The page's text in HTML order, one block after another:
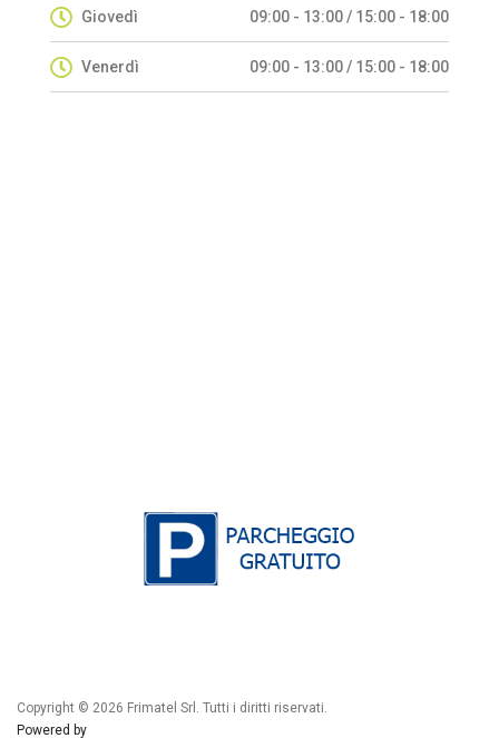
Giovedì 09:00 - 13:00 / 15:00 - 18:00
Venerdì 09:00 - 13:00 / 15:00 - 18:00
Copyright © 2026 Frimatel Srl. Tutti i diritti riservati.
Powered by